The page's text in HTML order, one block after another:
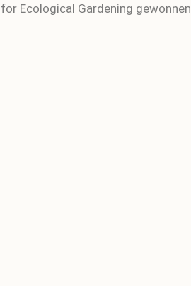
Ecological Gardening gewonnen.